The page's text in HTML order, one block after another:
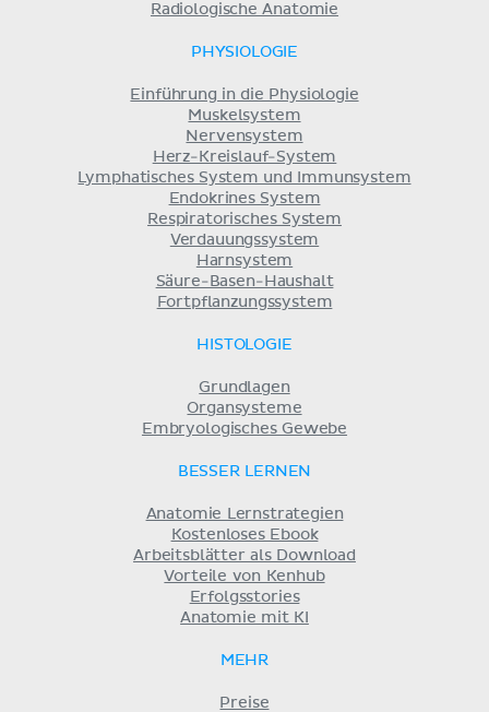
Radiologische Anatomie
PHYSIOLOGIE
Einführung in die Physiologie
Muskelsystem
Nervensystem
Herz-Kreislauf-System
Lymphatisches System und Immunsystem
Endokrines System
Respiratorisches System
Verdauungssystem
Harnsystem
Säure-Basen-Haushalt
Fortpflanzungssystem
HISTOLOGIE
Grundlagen
Organsysteme
Embryologisches Gewebe
BESSER LERNEN
Anatomie Lernstrategien
Kostenloses Ebook
Arbeitsblätter als Download
Vorteile von Kenhub
Erfolgsstories
Anatomie mit KI
MEHR
Preise